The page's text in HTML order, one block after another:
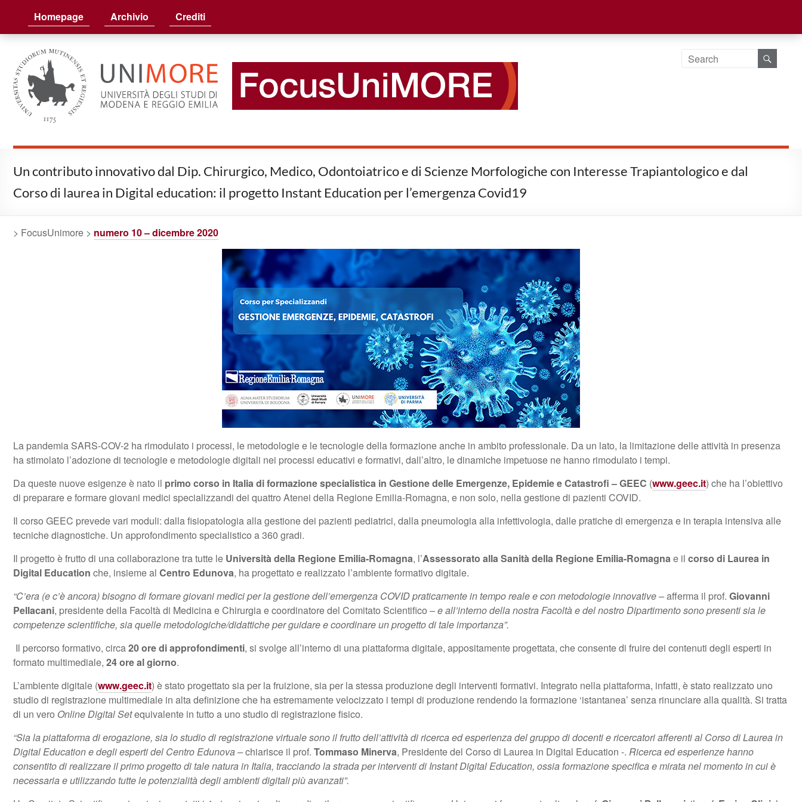
FocusUnimore
Homepage Archivio Crediti
Un contributo innovativo dal Dip. Chirurgico, Medico, Odontoiatrico e di Scienze Morfologiche con Interesse Trapiantologico e dal
Corso di laurea in Digital education: il progetto Instant Education per l’emergenza Covid19
> FocusUnimore > numero 10 – dicembre 2020
La pandemia SARS-COV-2 ha rimodulato i processi, le metodologie e le tecnologie della formazione anche in ambito professionale. Da un lato, la limitazione delle attività in presenza
ha stimolato l’adozione di tecnologie e metodologie digitali nei processi educativi e formativi, dall’altro, le dinamiche impetuose ne hanno rimodulato i tempi.
Da queste nuove esigenze è nato il primo corso in Italia di formazione specialistica in Gestione delle Emergenze, Epidemie e Catastrofi – GEEC (www.geec.it) che ha l’obiettivo
di preparare e formare giovani medici specializzandi dei quattro Atenei della Regione Emilia-Romagna, e non solo, nella gestione di pazienti COVID.
Il corso GEEC prevede vari moduli: dalla fisiopatologia alla gestione dei pazienti pediatrici, dalla pneumologia alla infettivologia, dalle pratiche di emergenza e in terapia intensiva alle
tecniche diagnostiche. Un approfondimento specialistico a 360 gradi.
Il progetto è frutto di una collaborazione tra tutte le Università della Regione Emilia-Romagna, l’Assessorato alla Sanità della Regione Emilia-Romagna e il corso di Laurea in
Digital Education che, insieme al Centro Edunova, ha progettato e realizzato l’ambiente formativo digitale.
“C’era (e c’è ancora) bisogno di formare giovani medici per la gestione dell’emergenza COVID praticamente in tempo reale e con metodologie innovative –afferma il prof. Giovanni
Pellacani, presidente della Facoltà di Medicina e Chirurgia e coordinatore del Comitato Scientifico – e all’interno della nostra Facoltà e del nostro Dipartimento sono presenti sia le
competenze scientifiche, sia quelle metodologiche/didattiche per guidare e coordinare un progetto di tale importanza”.
Il percorso formativo, circa20 ore di approfondimenti, si svolge all’interno di una piattaforma digitale, appositamente progettata, che consente di fruire dei contenuti degli esperti in
formato multimediale, 24 ore al giorno.
L’ambiente digitale (www.geec.it) è stato progettato sia per la fruizione, sia per la stessa produzione degli interventi formativi. Integrato nella piattaforma, infatti, è stato realizzato uno
studio di registrazione multimediale in alta definizione che ha estremamente velocizzato i tempi di produzione rendendo la formazione ‘istantanea’ senza rinunciare alla qualità. Si tratta
di un vero Online Digital Setequivalente in tutto a uno studio di registrazione fisico.
“Sia la piattaforma di erogazione, sia lo studio di registrazione virtuale sono il frutto dell’attività di ricerca ed esperienza del gruppo di docenti e ricercatori afferenti al Corso di Laurea in
Digital Education e degli esperti del Centro Edunova –chiarisce il prof. Tommaso Minerva, Presidente del Corso di Laurea in Digital Education -. Ricerca ed esperienze hanno
consentito di realizzare il primo progetto di tale natura in Italia, tracciando la strada per interventi di Instant Digital Education, ossia formazione specifica e mirata nel momento in cui è
necessaria e utilizzando tutte le potenzialità degli ambienti digitali più avanzati”.